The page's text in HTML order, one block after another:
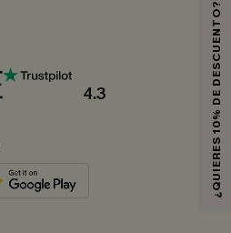
4.3 ¿QUIERES 10% DE DESCUENTO?